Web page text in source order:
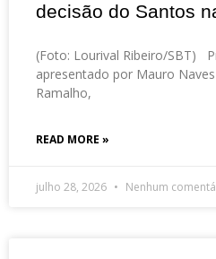
decisão do Santos
(Foto: Lourival Ribeiro/SBT)
apresentado por Mauro
Ramalho,
READ MORE »
julho 28, 2026 Nenhum